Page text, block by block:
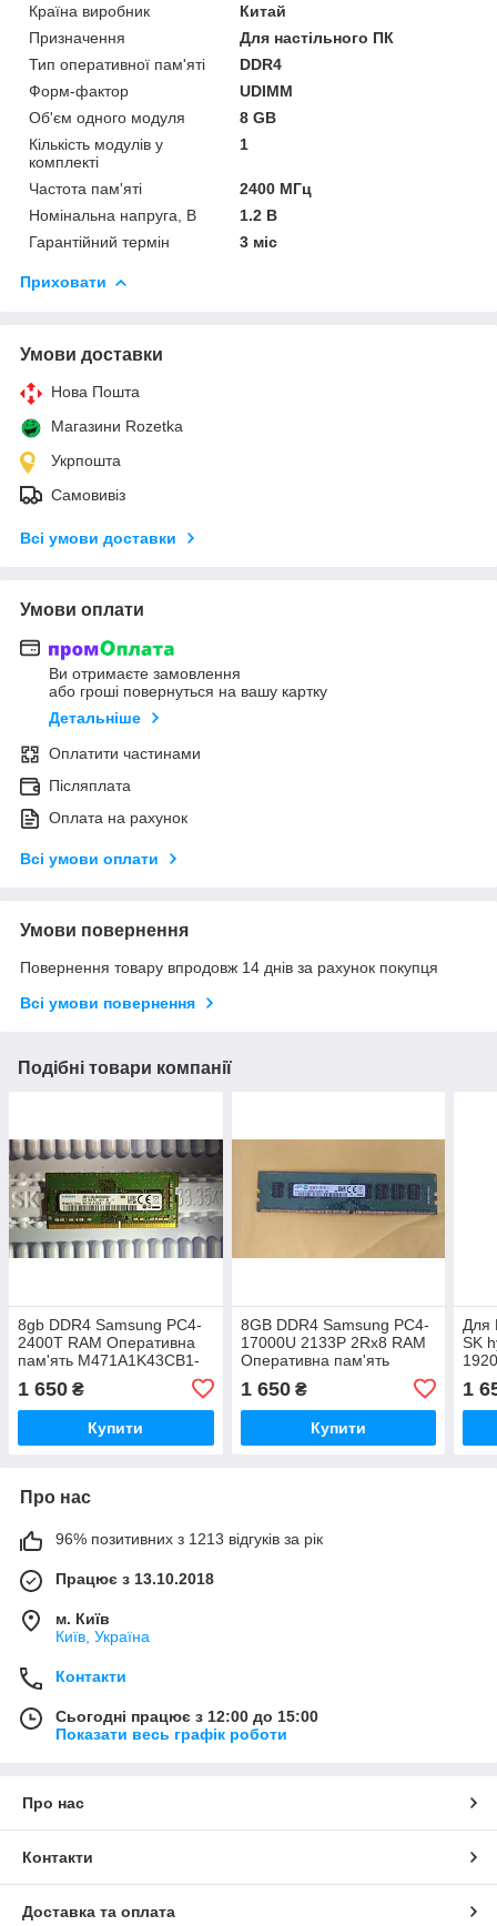
Країна виробник
Китай
Призначення
Для настільного ПК
Тип оперативної пам'яті
DDR4
Форм-фактор
UDIMM
Об'єм одного модуля
8 GB
Кількість модулів у
комплекті
1
Частота пам'яті
2400 МГц
Номінальна напруга, В
1.2 В
Гарантійний термін
3 міс
Приховати
Умови доставки
Нова Пошта
Магазини Rozetka
Укрпошта
Самовивіз
Всі умови доставки
Умови оплати
Ви отримаєте замовлення
або гроші повернуться на вашу картку
Детальніше
Оплатити частинами
Післяплата
Оплата на рахунок
Всі умови оплати
Умови повернення
Повернення товару впродовж 14 днів за рахунок покупця
Всі умови повернення
Подібні товари компанії
8gb DDR4 Samsung PC4-
2400T RAM Оперативна
пам'ять M471A1K43CB1-
1 650 ₴
Купити
8GB DDR4 Samsung PC4-
17000U 2133P 2Rx8 RAM
Оперативна пам'ять
M378A1G43DBO-CPB Для
ПК
1 650₴
Купити
Для
SK
AC
1
Про нас
96% позитивних з 1213 відгуків за рік
Працює з 13.10.2018
м. Київ
Київ, Україна
Контакти
Сьогодні працює з 12:00 до 15:00
Показати весь графік роботи
Про нас
Контакти
Доставка та оплата